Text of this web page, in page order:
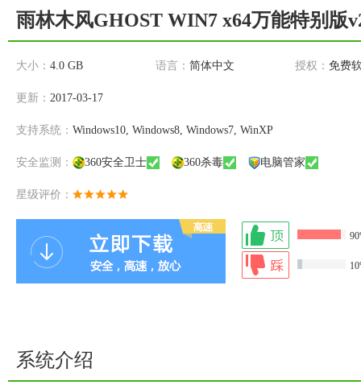
雨林木风GHOST WIN7 x64万能特别版
大小： 4.0 GB 语言： 简体中文 授权： 免费
更新： 2017-03-17
支持系统： Windows10, Windows8, Windows7, WinXP
安全监测： 360安全卫士 360杀毒 电脑管家
星级评价：
系统介绍